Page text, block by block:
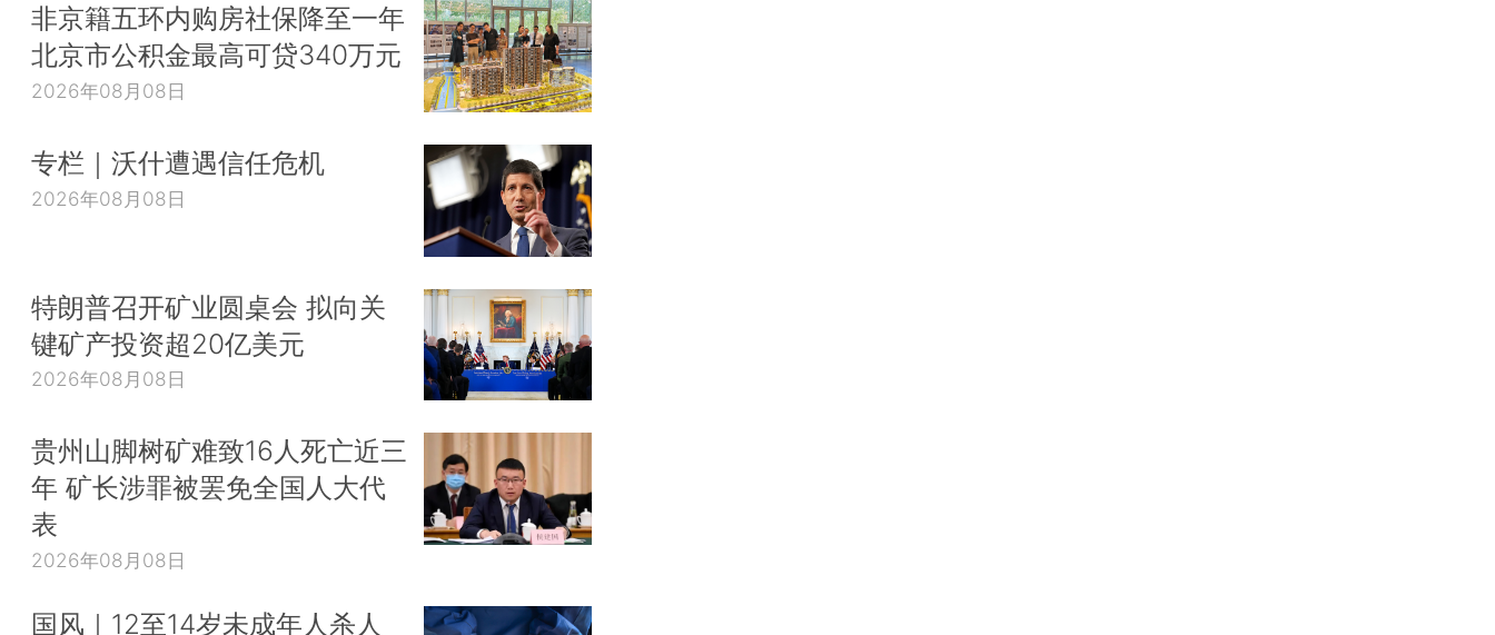
非京籍五环内购房社保降至一年
北京市公积金最高可贷340万元
2026年08月08日
专栏｜沃什遭遇信任危机
2026年08月08日
特朗普召开矿业圆桌会 拟向关
键矿产投资超20亿美元
2026年08月08日
贵州山脚树矿难致16人死亡近三
年 矿长涉罪被罢免全国人大代
表
2026年08月08日
国风｜12至14岁未成年人杀人